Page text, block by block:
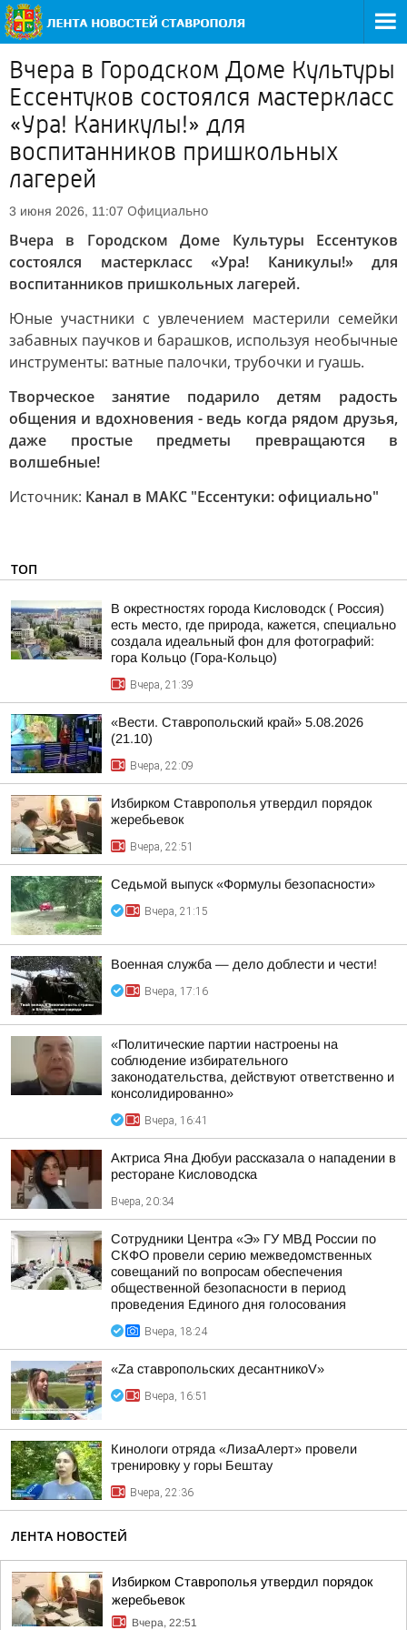
Вчера в Городском Доме Культуры
Ессентуков состоялся мастеркласс
«Ура! Каникулы!» для
воспитанников пришкольных
лагерей
3 июня 2026, 11:07 Официально
Вчера в Городском Доме Культуры Ессентуков
состоялся мастеркласс «Ура! Каникулы!» для
воспитанников пришкольных лагерей.
Юные участники с увлечением мастерили семейки
забавных паучков и барашков, используя необычные
инструменты: ватные палочки, трубочки и гуашь.
Творческое занятие подарило детям радость
общения и вдохновения - ведь когда рядом друзья,
даже простые предметы превращаются в
волшебные!
Источник: Канал в МАКС "Ессентуки: официально"
ТОП
В окрестностях города Кисловодск ( Россия)
есть место, где природа, кажется, специально
создала идеальный фон для фотографий:
гора Кольцо (Гора-Кольцо)
Вчера, 21:39
«Вести. Ставропольский край» 5.08.2026
(21.10)
Вчера, 22:09
Избирком Ставрополья утвердил порядок
жеребьевок
Вчера, 22:51
Седьмой выпуск «Формулы безопасности»
Вчера, 21:15
Военная служба — дело доблести и чести!
Вчера, 17:16
«Политические партии настроены на
соблюдение избирательного
законодательства, действуют ответственно и
консолидированно»
Вчера, 16:41
Актриса Яна Дюбуи рассказала о нападении в
ресторане Кисловодска
Вчера, 20:34
Сотрудники Центра «Э» ГУ МВД России по
СКФО провели серию межведомственных
совещаний по вопросам обеспечения
общественной безопасности в период
проведения Единого дня голосования
Вчера, 18:24
«Zа ставропольских десантникоV»
Вчера, 16:51
Кинологи отряда «ЛизаАлерт» провели
тренировку у горы Бештау
Вчера, 22:36
ЛЕНТА НОВОСТЕЙ
Избирком Ставрополья утвердил порядок
жеребьевок
Вчера, 22:51